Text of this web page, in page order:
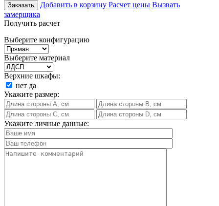
Заказать Добавить в корзину Расчет цены Вызвать
замерщика
Получить расчет
Выберите конфигурацию
Выберите материал
Верхние шкафы:
нет да
Укажите размер:
Укажите личные данные: